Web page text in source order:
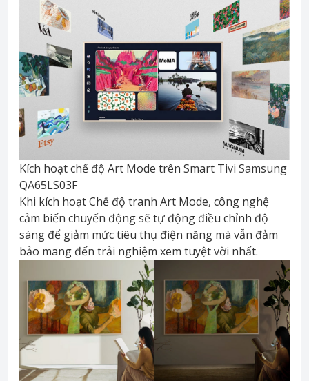
Kích hoạt chế độ Art Mode trên Smart Tivi Samsung
QA65LS03F
Khi kích hoạt Chế độ tranh Art Mode, công nghệ
cảm biến chuyển động sẽ tự động điều chỉnh độ
sáng để giảm mức tiêu thụ điện năng mà vẫn đảm
bảo mang đến trải nghiệm xem tuyệt vời nhất.